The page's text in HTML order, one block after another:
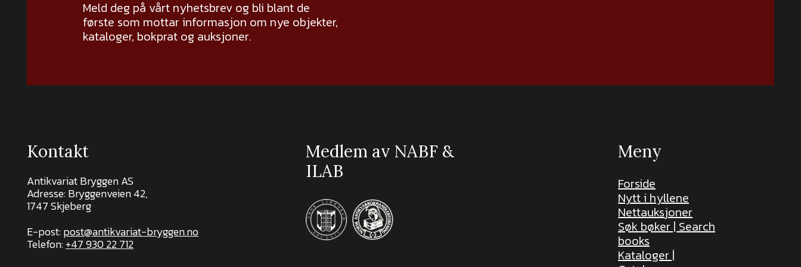
Meld deg på vårt nyhetsbrev og bli blant de
første som mottar informasjon om nye objekter,
kataloger, bokprat og auksjoner.
Kontakt
Antikvariat Bryggen AS
Adresse: Bryggenveien 42,
1747 Skjeberg
E-post:post@antikvariat-bryggen.no
Telefon:+47 930 22 712
Medlem av NABF &
ILAB
Meny
Forside
Nytt i hyllene
Nettauksjoner
Søk bøker | Search
books
Kataloger |